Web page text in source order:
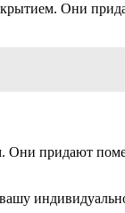
Они
Они придают